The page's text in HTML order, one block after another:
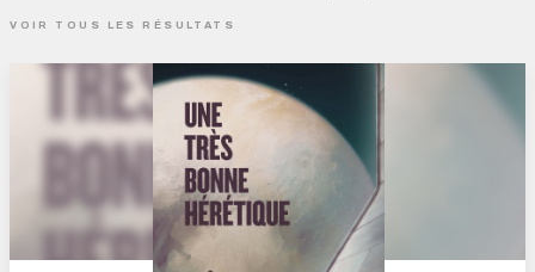
VOIR TOUS LES RÉSULTATS